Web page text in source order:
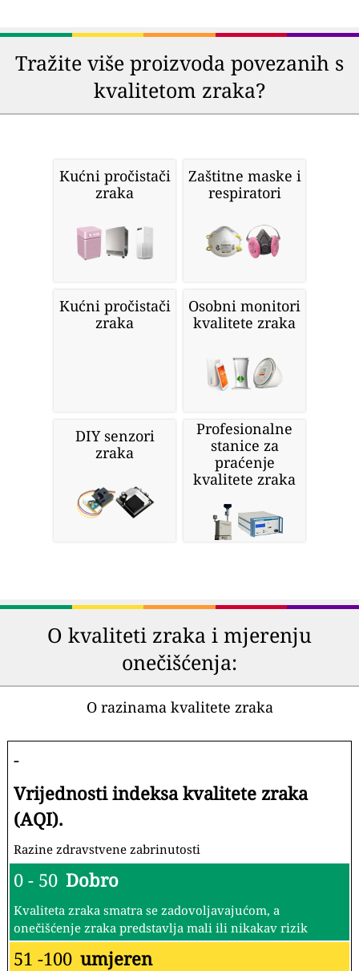
Tražite više proizvoda povezanih s
kvalitetom zraka?
Kućni pročistači
zraka
Zaštitne maske i
respiratori
Kućni pročistači
zraka
Osobni monitori
kvalitete zraka
DIY senzori
zraka
Profesionalne
stanice za
praćenje
kvalitete zraka
O kvaliteti zraka i mjerenju
onečišćenja:
O razinama kvalitete zraka
-
Vrijednosti indeksa kvalitete zraka
(AQI).
Razine zdravstvene zabrinutosti
0 - 50 Dobro
Kvaliteta zraka smatra se zadovoljavajućom, a
onečišćenje zraka predstavlja mali ili nikakav rizik
51 -100 umjeren